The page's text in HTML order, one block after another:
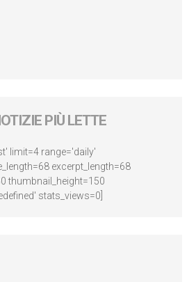
PIÙ LETTE
limit=4 range='daily'
excerpt_length=68
thumbnail_height=150
stats_views=0]